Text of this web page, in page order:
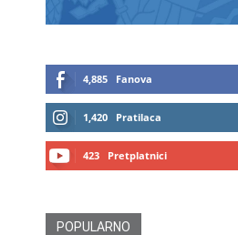
4,885 Fanova
1,420 Pratilaca
423 Pretplatnici
POPULARNO